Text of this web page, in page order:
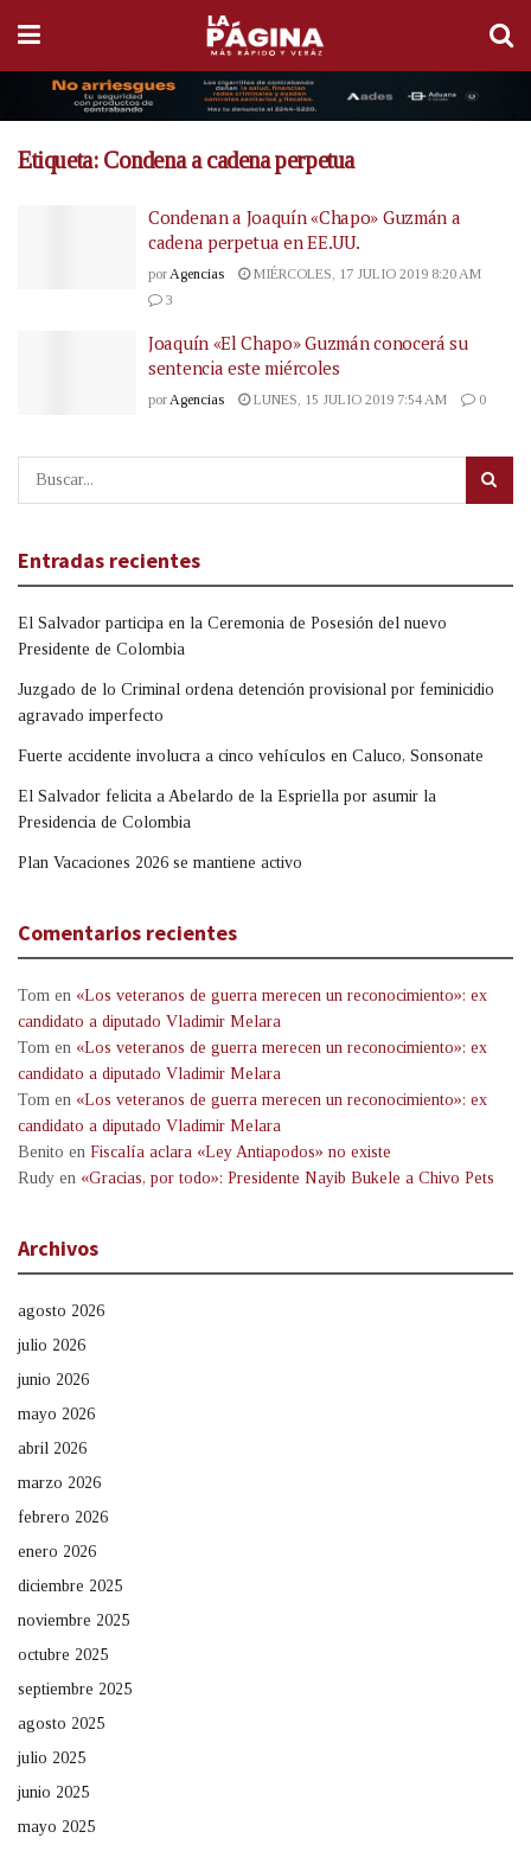
Etiqueta: Condena a cadena perpetua
Condenan a Joaquín «Chapo» Guzmán a
cadena perpetua en EE.UU.
por Agencias
MIÉRCOLES, 17 JULIO 2019 8:20 AM
3
Joaquín «El Chapo» Guzmán conocerá su
sentencia este miércoles
por Agencias LUNES, 15 JULIO 2019 7:54 AM 0
Entradas recientes
El Salvador participa en la Ceremonia de Posesión del nuevo
Presidente de Colombia
Juzgado de lo Criminal ordena detención provisional por feminicidio
agravado imperfecto
Fuerte accidente involucra a cinco vehículos en Caluco, Sonsonate
El Salvador felicita a Abelardo de la Espriella por asumir la
Presidencia de Colombia
Plan Vacaciones 2026 se mantiene activo
Comentarios recientes
Tom en «Los veteranos de guerra merecen un reconocimiento»: ex
candidato a diputado Vladimir Melara
Tom en «Los veteranos de guerra merecen un reconocimiento»: ex
candidato a diputado Vladimir Melara
Tom en «Los veteranos de guerra merecen un reconocimiento»: ex
candidato a diputado Vladimir Melara
Benito en Fiscalía aclara «Ley Antiapodos» no existe
Rudy en «Gracias, por todo»: Presidente Nayib Bukele a Chivo Pets
Archivos
agosto 2026
julio 2026
junio 2026
mayo 2026
abril 2026
marzo 2026
febrero 2026
enero 2026
diciembre 2025
noviembre 2025
octubre 2025
septiembre 2025
agosto 2025
julio 2025
junio 2025
mayo 2025